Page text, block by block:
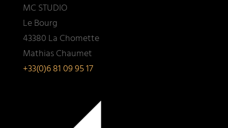
MC STUDIO
Le Bourg
43380 La Chomette
Mathias Chaumet
+33(0)6 81 09 95 17